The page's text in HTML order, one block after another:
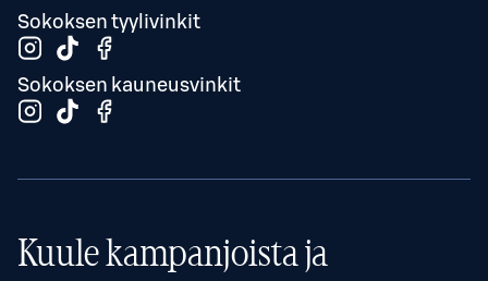
Sokoksen tyylivinkit
Sokoksen kauneusvinkit
Kuule kampanjoista ja